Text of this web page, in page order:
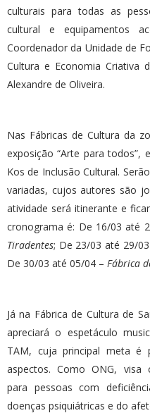
culturais para todas as
cultural e equipamentos
Coordenador da Unidade de
Cultura e Economia Criativa
Alexandre de Oliveira.
Nas Fábricas de Cultura da
exposição “Arte para
Kos de Inclusão Cultural.
variadas, cujos autores são
atividade será itinerante e
cronograma é: De 16/03 até
Tiradentes; De 23/03 até 29/
De 30/03 até 05/04 – Fábrica
Já na Fábrica de Cultura de
apreciará o espetáculo
TAM, cuja principal meta é
aspectos. Como ONG, visa
para pessoas com
doenças psiquiátricas e do